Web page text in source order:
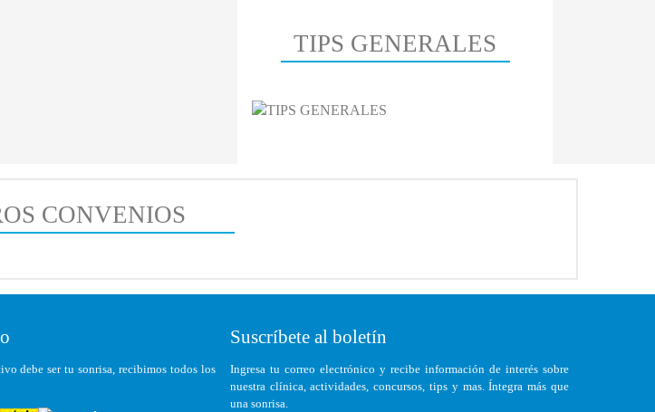
TIPS GENERALES
CONVENIOS
debe ser tu sonrisa, recibimos todos los
Suscríbete al boletín
Ingresa tu correo electrónico y recibe información de interés sobre
nuestra clínica, actividades, concursos, tips y mas. Íntegra más que
una sonrisa.